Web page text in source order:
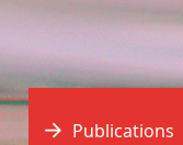
Publications